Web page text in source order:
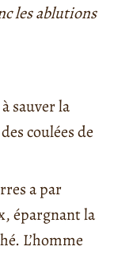
les ablutions
sauver la
coulées de
a par
épargnant la
L’homme